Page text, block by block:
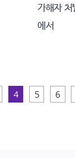
가해자 처
에서
4 5 6